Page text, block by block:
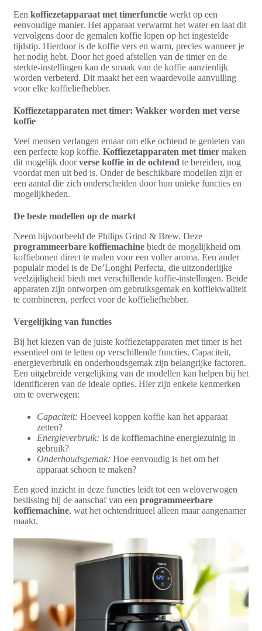
Een koffiezetapparaat met timerfunctie werkt op een
eenvoudige manier. Het apparaat verwarmt het water en laat dit
vervolgens door de gemalen koffie lopen op het ingestelde
tijdstip. Hierdoor is de koffie vers en warm, precies wanneer je
het nodig hebt. Door het goed afstellen van de timer en de
sterkte-instellingen kan de smaak van de koffie aanzienlijk
worden verbeterd. Dit maakt het een waardevolle aanvulling
voor elke koffieliefhebber.
Koffiezetapparaten met timer: Wakker worden met verse
koffie
Veel mensen verlangen ernaar om elke ochtend te genieten van
een perfecte kop koffie. Koffiezetapparaten met timer maken
dit mogelijk doorverse koffie in de ochtend te bereiden, nog
voordat men uit bed is. Onder de beschikbare modellen zijn er
een aantal die zich onderscheiden door hun unieke functies en
mogelijkheden.
De beste modellen op de markt
Neem bijvoorbeeld de Philips Grind & Brew. Deze
programmeerbare koffiemachine biedt de mogelijkheid om
koffiebonen direct te malen voor een voller aroma. Een ander
populair model is de De’Longhi Perfecta, die uitzonderlijke
veelzijdigheid biedt met verschillende koffie-instellingen. Beide
apparaten zijn ontworpen om gebruiksgemak en koffiekwaliteit
te combineren, perfect voor de koffieliefhebber.
Vergelijking van functies
Bij het kiezen van de juiste koffiezetapparaten met timer is het
essentieel om te letten op verschillende functies. Capaciteit,
energieverbruik en onderhoudsgemak zijn belangrijke factoren.
Een uitgebreide vergelijking van de modellen kan helpen bij het
identificeren van de ideale opties. Hier zijn enkele kenmerken
om te overwegen:
Capaciteit: Hoeveel koppen koffie kan het apparaat
zetten?
Energieverbruik: Is de koffiemachine energiezuinig in
gebruik?
Onderhoudsgemak: Hoe eenvoudig is het om het
apparaat schoon te maken?
Een goed inzicht in deze functies leidt tot een weloverwogen
beslissing bij de aanschaf van een programmeerbare
koffiemachine, wat het ochtendritueel alleen maar aangenamer
maakt.